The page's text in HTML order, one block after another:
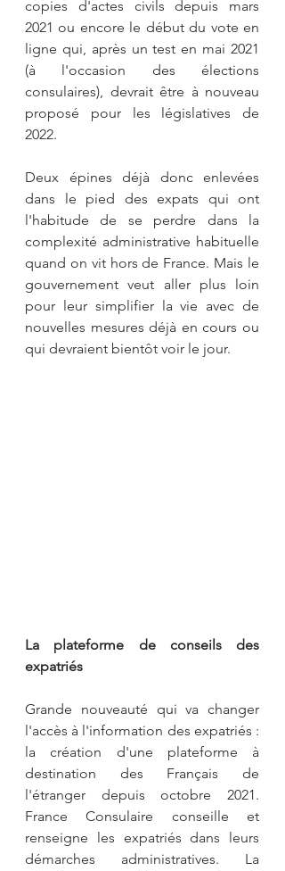
copies d'actes civils depuis mars
2021 ou encore le début du vote en
ligne qui, après un test en mai 2021
(à l'occasion des élections
consulaires), devrait être à nouveau
proposé pour les législatives de
2022.
Deux épines déjà donc enlevées
dans le pied des expats qui ont
l'habitude de se perdre dans la
complexité administrative habituelle
quand on vit hors de France. Mais le
gouvernement veut aller plus loin
pour leur simplifier la vie avec de
nouvelles mesures déjà en cours ou
qui devraient bientôt voir le jour.
La plateforme de conseils des
expatriés
Grande nouveauté qui va changer
l'accès à l'information des expatriés :
la création d'une plateforme à
destination des Français de
l'étranger depuis octobre 2021.
France Consulaire conseille et
renseigne les expatriés dans leurs
démarches administratives. La